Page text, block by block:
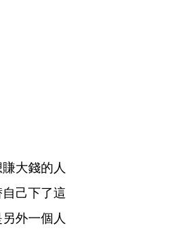
大錢的人
己下了這
外一個人